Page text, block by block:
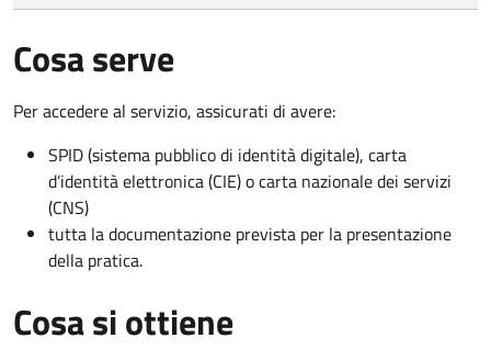
Cosa serve
Per accedere al servizio, assicurati di avere:
SPID (sistema pubblico di identità digitale), carta
d’identità elettronica (CIE) o carta nazionale dei servizi
(CNS)
tutta la documentazione prevista per la presentazione
della pratica.
Cosa si ottiene